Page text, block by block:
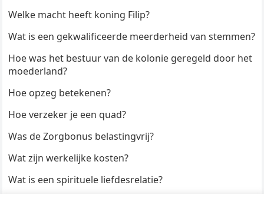
Welke macht heeft koning Filip?
Wat is een gekwalificeerde meerderheid van stemmen?
Hoe was het bestuur van de kolonie geregeld door het
moederland?
Hoe opzeg betekenen?
Hoe verzeker je een quad?
Was de Zorgbonus belastingvrij?
Wat zijn werkelijke kosten?
Wat is een spirituele liefdesrelatie?